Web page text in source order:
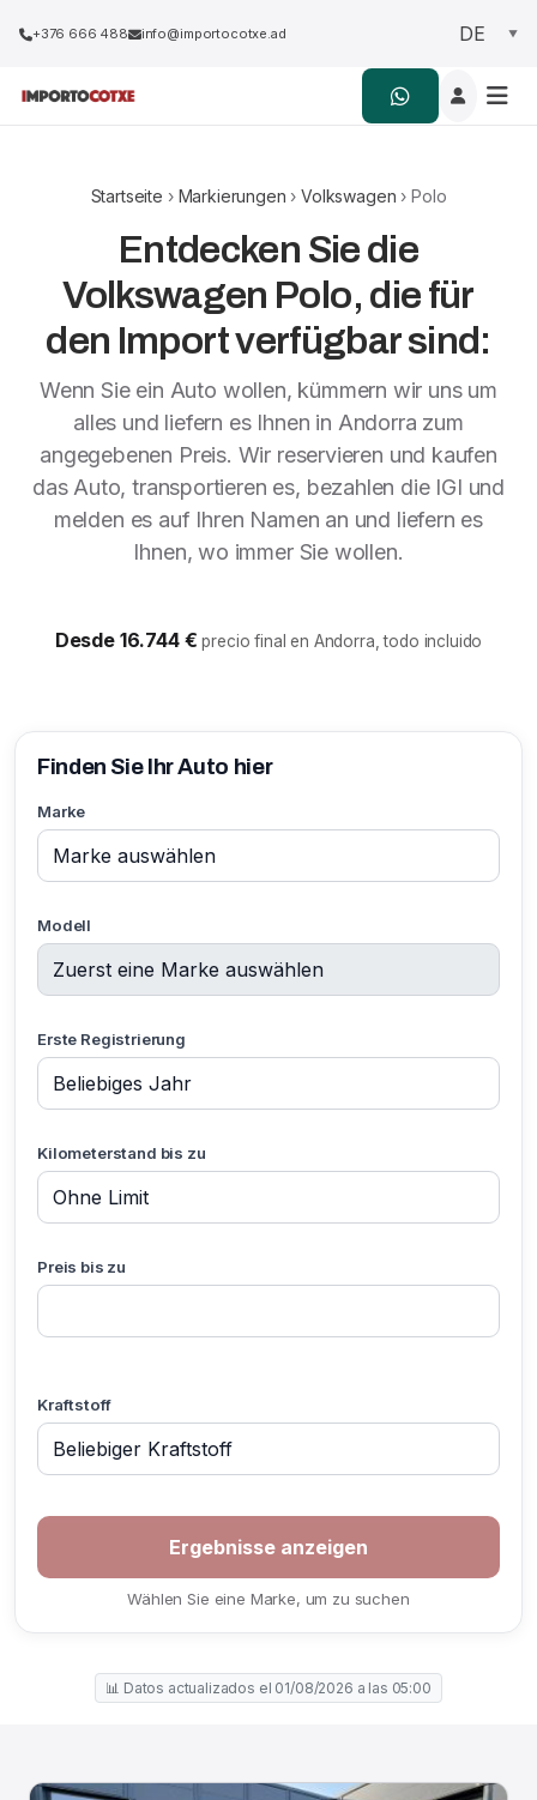
+376 666 488 info@importocotxe.ad
Startseite › Markierungen ›Volkswagen › Polo
Entdecken Sie die
Volkswagen Polo, die für
den Import verfügbar sind:
Wenn Sie ein Auto wollen, kümmern wir uns um
alles und liefern es Ihnen in Andorra zum
angegebenen Preis. Wir reservieren und kaufen
das Auto, transportieren es, bezahlen die IGI und
melden es auf Ihren Namen an und liefern es
Ihnen, wo immer Sie wollen.
Desde 16.744 €precio final en Andorra, todo incluido
Finden Sie Ihr Auto hier
Marke
Modell
Erste Registrierung
Kilometerstand bis zu
Preis bis zu
Kraftstoff
Wählen Sie eine Marke, um zu suchen
📊 Datos actualizados el 01/08/2026 a las 05:00